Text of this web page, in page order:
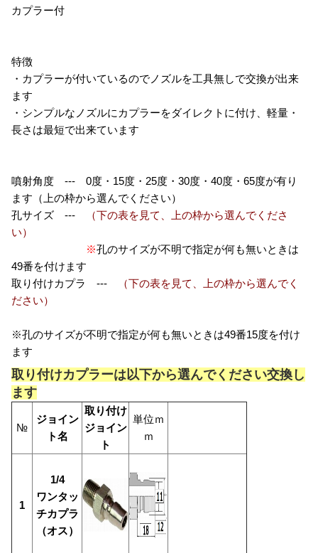
カプラー付
特徴
・カプラーが付いているのでノズルを工具無しで交換が出来
ます
・シンプルなノズルにカプラーをダイレクトに付け、軽量・
長さは最短で出来ています
噴射角度 --- 0度・15度・25度・30度・40度・65度が有り
ます（上の枠から選んでください）
孔サイズ ---
（下の表を見て、上の枠から選んでくださ
い）
※孔のサイズが不明で指定が何も無いときは
49番を付けます
取り付けカプラ ---
（下の表を見て、上の枠から選んでく
ださい）
※孔のサイズが不明で指定が何も無いときは49番15度を付け
ます
取り付けカプラーは以下から選んでください交換し
ます
№
ジョイン
ト名
取り付け
ジョイン
ト
単位ｍ
ｍ
1
1/4
ワンタッ
チカプラ
（オス）